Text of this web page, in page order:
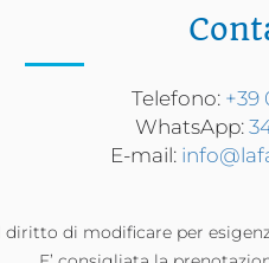
Telefono: +39
WhatsApp:
E-mail:
diritto di modificare per